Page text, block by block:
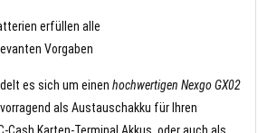
erfüllen alle
Vorgaben
es sich um einen hochwertigen Nexgo GX02
als Austauschakku für Ihren